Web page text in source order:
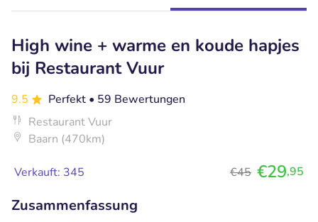
High wine + warme en koude hapjes
bij Restaurant Vuur
9.5 Perfekt • 59 Bewertungen
Restaurant Vuur
Baarn (470km)
Verkauft: 345 €45 €29,95
Zusammenfassung